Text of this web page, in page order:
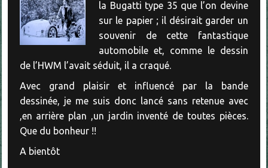
la Bugatti type 35 que l’on devine
sur le papier ; il désirait garder un
souvenir de cette fantastique
automobile et, comme le dessin
de l’HWM l’avait séduit, il a craqué.
Avec grand plaisir et influencé par la bande
dessinée, je me suis donc lancé sans retenue avec
,en arrière plan ,un jardin inventé de toutes pièces.
Que du bonheur !!
A bientôt